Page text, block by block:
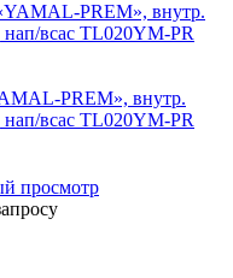
PREM», внутр.
всас TL020YM-PR
просмотр